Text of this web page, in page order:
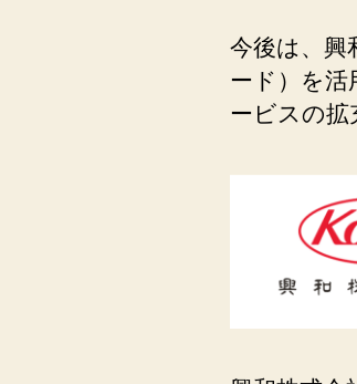
今後は、興
ード）を活
ービスの拡